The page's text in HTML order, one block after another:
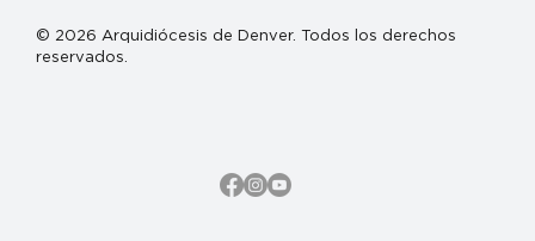
© 2026 Arquidiócesis de Denver. Todos los derechos
reservados.